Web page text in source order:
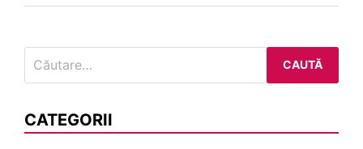
după:
CATEGORII